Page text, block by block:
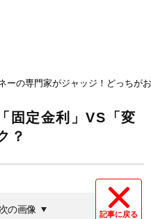
ーの専門家がジャッジ！どっちが
固定金利」VS「変
？
記事に戻る
の画像